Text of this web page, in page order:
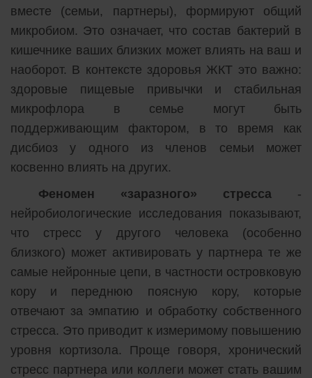
вместе (семьи, партнеры), формируют общий
микробиом. Это означает, что состав бактерий в
кишечнике ваших близких может влиять на ваш и
наоборот. В контексте здоровья ЖКТ это важно:
здоровые пищевые привычки и стабильная
микрофлора в семье могут быть
поддерживающим фактором, в то время как
дисбиоз у одного из членов семьи может
косвенно влиять на других.
Феномен «заразного» стресса -
нейробиологические исследования показывают,
что стресс у другого человека (особенно
близкого) может активировать у партнера те же
самые нейронные цепи, в частности островковую
кору и переднюю поясную кору, которые
отвечают за эмпатию и обработку собственного
стресса. Это приводит к измеримому повышению
уровня кортизола. Проще говоря, хронический
стресс партнера или коллеги может стать вашим